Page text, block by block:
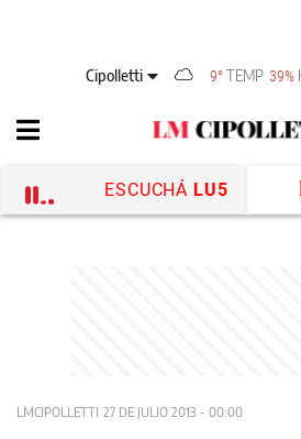
Cipolletti 9° TEMP 39%
ESCUCHÁ LU5
LMCIPOLLETTI 27 DE JULIO 2013 - 00:00